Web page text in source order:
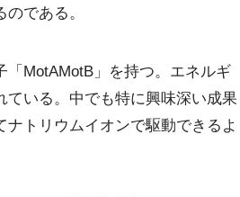
である。
MotAMotB」を持つ。エネルギ
いる。中でも特に興味深い成果
トリウムイオンで駆動できるよ